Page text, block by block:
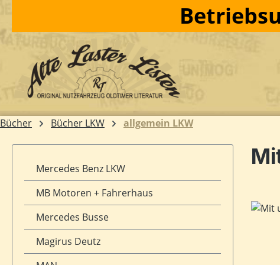
Bücher Bücher LKW allgemein LKW
Mercedes Benz LKW
MB Motoren + Fahrerhaus
Mercedes Busse
Magirus Deutz